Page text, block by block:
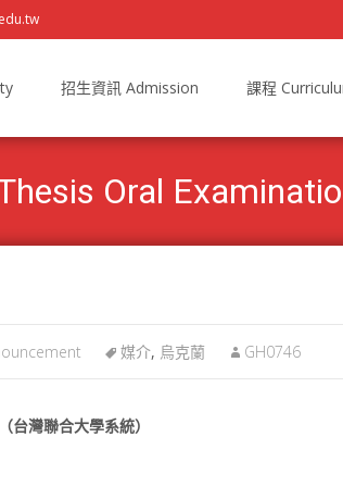
招生資訊 Admission 課程
Oral
媒介, 烏克蘭 GH0746
灣聯合大學系統）